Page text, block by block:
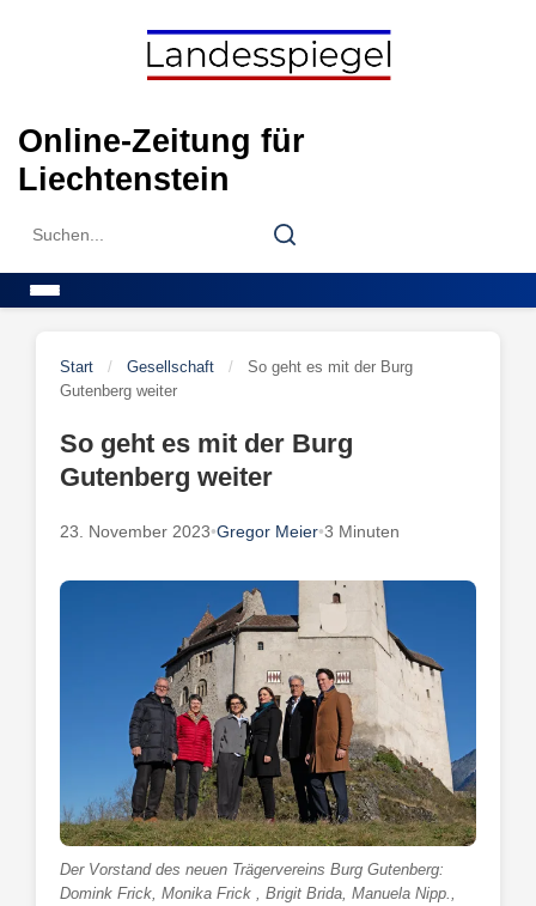
Online-Zeitung für
Liechtenstein
Search
Search
Start / Gesellschaft /
So geht es mit der Burg
Gutenberg weiter
So geht es mit der Burg
Gutenberg weiter
23. November 2023•Gregor Meier•3 Minuten
Der Vorstand des neuen Trägervereins Burg Gutenberg:
Domink Frick, Monika Frick , Brigit Brida, Manuela Nipp.,